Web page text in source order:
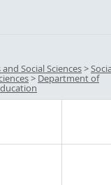
Social Sciences>
> Department of